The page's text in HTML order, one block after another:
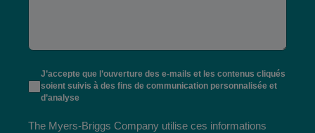
J’accepte que l’ouverture des e-mails et les contenus cliqués
soient suivis à des fins de communication personnalisée et
d’analyse
The Myers-Briggs Company utilise ces informations